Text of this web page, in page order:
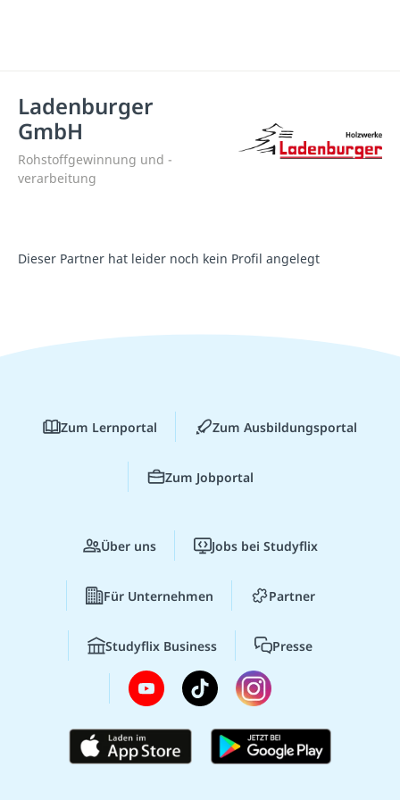
Ladenburger
GmbH
Rohstoffgewinnung und -
verarbeitung
Dieser Partner hat leider noch kein Profil angelegt
Zum Lernportal Zum Ausbildungsportal
Zum Jobportal
Über uns Jobs bei Studyflix
Für Unternehmen Partner
Studyflix Business Presse